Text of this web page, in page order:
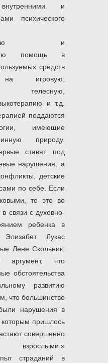
и
психического
и
помощь в
средств
на игровую,
телесную,
и т.д.
поддаются
имеющие
природу.
ставят под
нарушения, а
детские
по себе. Если
то это во
связи с духовно-
ребенка в
Лукас
Лене Скольник:
аргумент, что
обстоятельства
развитию
что большинство
нарушения в
пришлось
совершенно
взрослыми.»
страданий в